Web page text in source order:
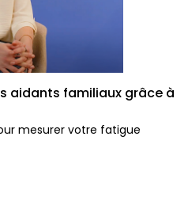
aidants familiaux grâce à
mesurer votre fatigue